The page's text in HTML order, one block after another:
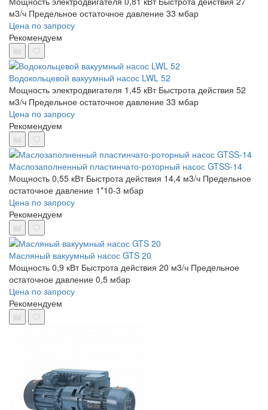
м3/ч Предельное остаточное давление 33 мбар
Цена по запросу
Рекомендуем
Водокольцевой вакуумный насос LWL 52
Мощность электродвигателя 1,45 кВт Быстрота действия 52
м3/ч Предельное остаточное давление 33 мбар
Цена по запросу
Рекомендуем
Маслозаполненный пластинчато-роторный насос GTSS-14
Мощность 0,55 кВт Быстрота действия 14,4 м3/ч Предельное
остаточное давление 1*10-3 мбар
Цена по запросу
Рекомендуем
Масляный вакуумный насос GTS 20
Мощность 0,9 кВт Быстрота действия 20 м3/ч Предельное
остаточное давление 0,5 мбар
Цена по запросу
Рекомендуем